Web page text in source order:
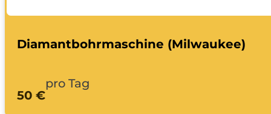
Diamantbohrmaschine (Milwaukee)
50 €
pro Tag